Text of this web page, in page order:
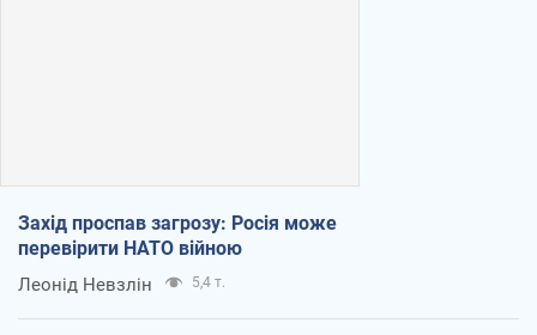
Захід проспав загрозу: Росія може
перевірити НАТО війною
Леонід Невзлін 5,4 т.